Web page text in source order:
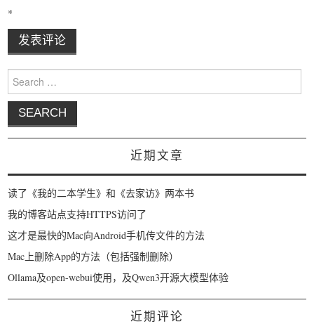
*
Search for:
近期文章
读了《我的二本学生》和《去家访》两本书
我的博客站点支持HTTPS访问了
这才是最快的Mac向Android手机传文件的方法
Mac上删除App的方法（包括强制删除）
Ollama及open-webui使用，及Qwen3开源大模型体验
近期评论